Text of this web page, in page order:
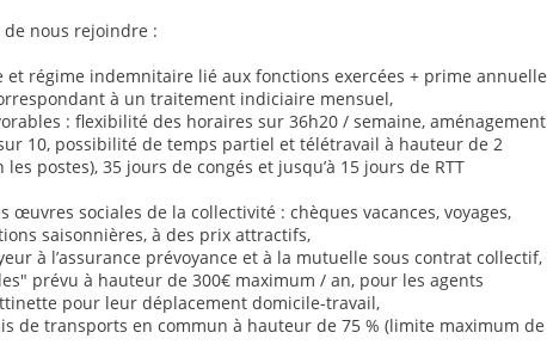
de nous rejoindre :
régime indemnitaire lié aux fonctions exercées + prime annuelle
à un traitement indiciaire mensuel,
: flexibilité des horaires sur 36h20 / semaine, aménagement
10, possibilité de temps partiel et télétravail à hauteur de 2
postes), 35 jours de congés et jusqu’à 15 jours de RTT
œuvres sociales de la collectivité : chèques vacances, voyages,
saisonnières, à des prix attractifs,
à l’assurance prévoyance et à la mutuelle sous contrat collectif,
prévu à hauteur de 300€ maximum / an, pour les agents
pour leur déplacement domicile-travail,
de transports en commun à hauteur de 75 % (limite maximum de